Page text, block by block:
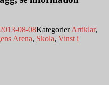
2013-08-08KategorierArtiklar,
Arena, Skola, Vinst i